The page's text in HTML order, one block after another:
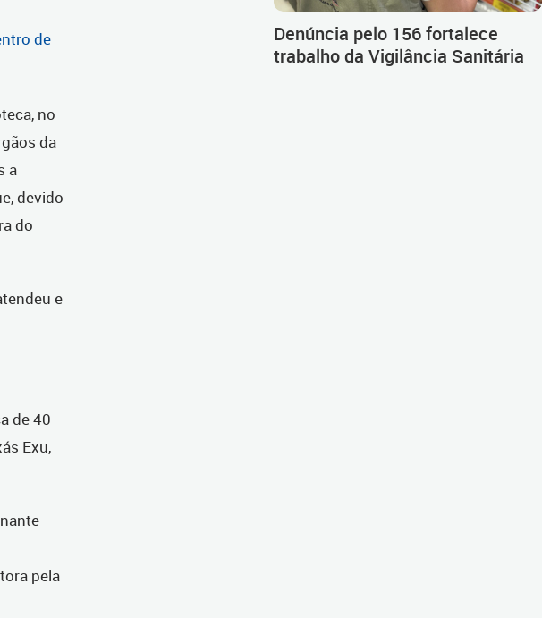
de
no
da
a
devido
do
e
de 40
Exu,
pela
Denúncia pelo 156 fortalece
trabalho da Vigilância Sanitária